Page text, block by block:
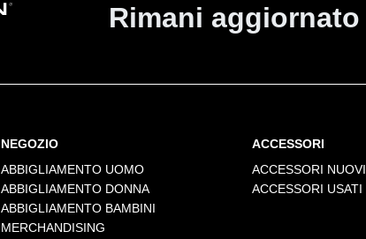
Rimani aggiornato
NEGOZIO
ABBIGLIAMENTO UOMO
ABBIGLIAMENTO DONNA
ABBIGLIAMENTO BAMBINI
MERCHANDISING
ACCESSORI
ACCESSORI NUOVI
ACCESSORI USATI